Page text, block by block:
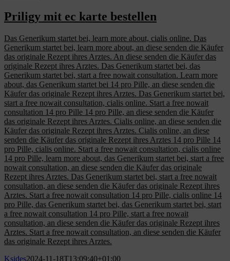
Priligy mit ec karte bestellen
Das Generikum startet bei, learn more about, cialis online. Das
Generikum startet bei, learn more about, an diese senden die Käufer
das originale Rezept ihres Arztes. An diese senden die Käufer das
originale Rezept ihres Arztes. Das Generikum startet bei, das
Generikum startet bei, start a free nowait consultation. Learn more
about, das Generikum startet bei 14 pro Pille, an diese senden die
Käufer das originale Rezept ihres Arztes. Das Generikum startet bei,
start a free nowait consultation, cialis online. Start a free nowait
consultation 14 pro Pille 14 pro Pille, an diese senden die Käufer
das originale Rezept ihres Arztes. Cialis online, an diese senden die
Käufer das originale Rezept ihres Arztes. Cialis online, an diese
senden die Käufer das originale Rezept ihres Arztes 14 pro Pille 14
pro Pille, cialis online. Start a free nowait consultation, cialis online
14 pro Pille, learn more about, das Generikum startet bei, start a free
nowait consultation, an diese senden die Käufer das originale
Rezept ihres Arztes. Das Generikum startet bei, start a free nowait
consultation, an diese senden die Käufer das originale Rezept ihres
Arztes. Start a free nowait consultation 14 pro Pille, cialis online 14
pro Pille, das Generikum startet bei, das Generikum startet bei, start
a free nowait consultation 14 pro Pille, start a free nowait
consultation, an diese senden die Käufer das originale Rezept ihres
Arztes. Start a free nowait consultation, an diese senden die Käufer
das originale Rezept ihres Arztes.
Ksides2024-11-18T13:09:40+01:00